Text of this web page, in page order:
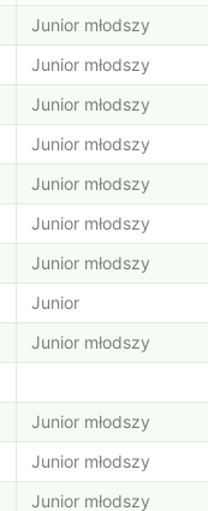
Junior młodszy
Junior młodszy
Junior młodszy
Junior młodszy
Junior młodszy
Junior młodszy
Junior młodszy
Junior
Junior młodszy
Junior młodszy
Junior młodszy
Junior młodszy